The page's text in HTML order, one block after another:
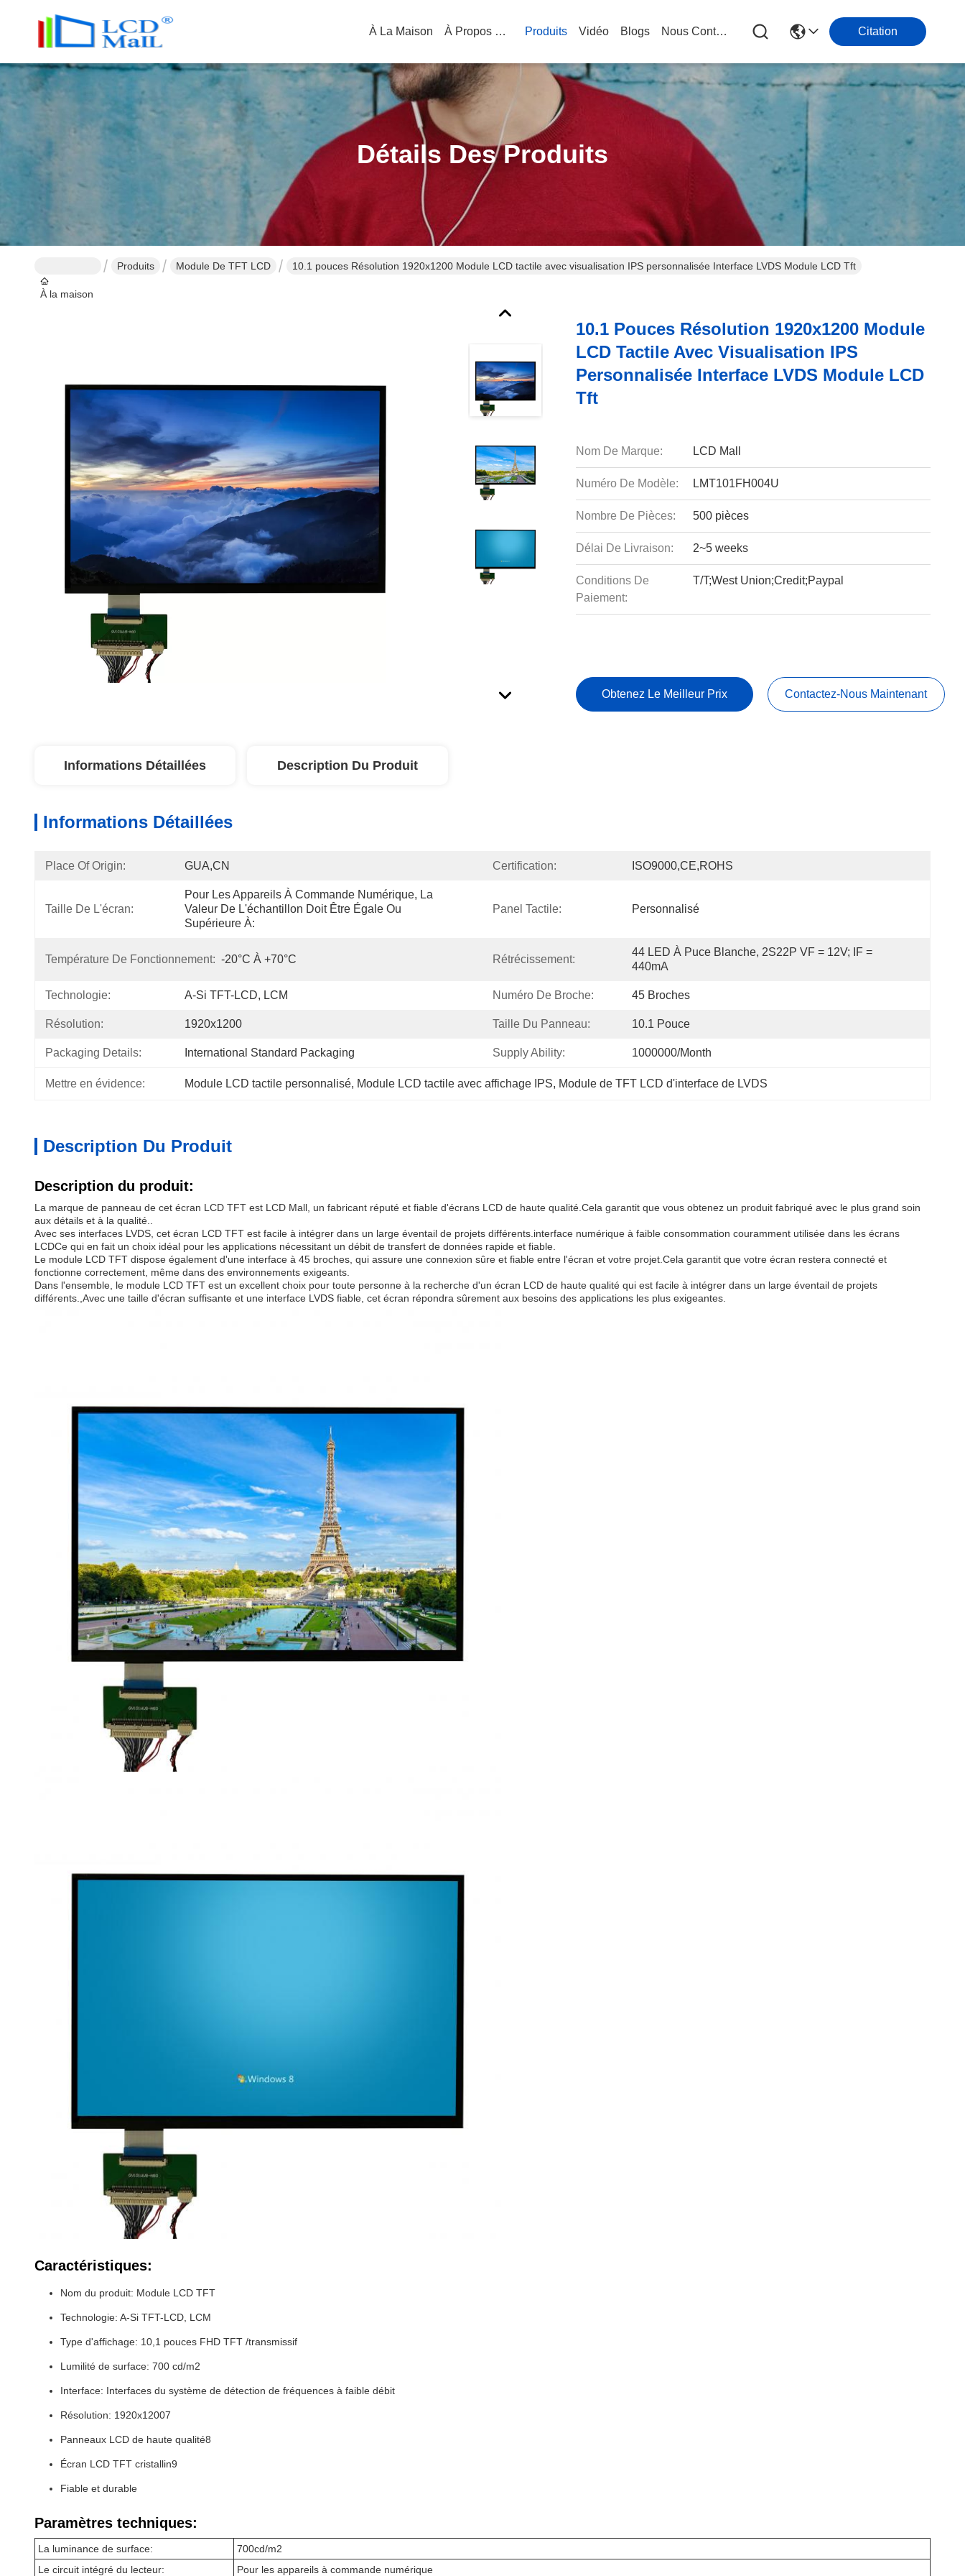
À La Maison À Propos De Nous Produits Vidéo Blogs Nous Contacter Citation
Détails Des Produits
À la maison
Produits Module De TFT LCD 10.1 pouces Résolution 1920x1200 Module LCD tactile avec visualisation IPS personnalisée Interface LVDS Module LCD Tft
10.1 Pouces Résolution 1920x1200 Module
LCD Tactile Avec Visualisation IPS
Personnalisée Interface LVDS Module LCD
Tft
Nom De Marque: LCD Mall
Numéro De Modèle: LMT101FH004U
Nombre De Pièces: 500 pièces
Délai De Livraison: 2~5 weeks
Conditions De
Paiement:
T/T;West Union;Credit;Paypal
Obtenez Le Meilleur Prix Contactez-Nous Maintenant
Informations Détaillées Description Du Produit
Informations Détaillées
Place Of Origin: GUA,CN Certification: ISO9000,CE,ROHS
Taille De L'écran:
Pour Les Appareils À Commande Numérique, La
Valeur De L'échantillon Doit Être Égale Ou
Supérieure À:
Panel Tactile: Personnalisé
Température De Fonctionnement: -20°C À +70°C Rétrécissement:
44 LED À Puce Blanche, 2S22P VF = 12V; IF =
440mA
Technologie: A-Si TFT-LCD, LCM Numéro De Broche: 45 Broches
Résolution: 1920x1200 Taille Du Panneau: 10.1 Pouce
Packaging Details: International Standard Packaging Supply Ability: 1000000/month
Mettre en évidence: Module LCD tactile personnalisé, Module LCD tactile avec affichage IPS, Module de TFT LCD d'interface de LVDS
Description Du Produit
Description du produit:
La marque de panneau de cet écran LCD TFT est LCD Mall, un fabricant réputé et fiable d'écrans LCD de haute qualité.Cela garantit que vous obtenez un produit fabriqué avec le plus grand soin
aux détails et à la qualité..
Avec ses interfaces LVDS, cet écran LCD TFT est facile à intégrer dans un large éventail de projets différents.interface numérique à faible consommation couramment utilisée dans les écrans
LCDCe qui en fait un choix idéal pour les applications nécessitant un débit de transfert de données rapide et fiable.
Le module LCD TFT dispose également d'une interface à 45 broches, qui assure une connexion sûre et fiable entre l'écran et votre projet.Cela garantit que votre écran restera connecté et
fonctionne correctement, même dans des environnements exigeants.
Dans l'ensemble, le module LCD TFT est un excellent choix pour toute personne à la recherche d'un écran LCD de haute qualité qui est facile à intégrer dans un large éventail de projets
différents.,Avec une taille d'écran suffisante et une interface LVDS fiable, cet écran répondra sûrement aux besoins des applications les plus exigeantes.
Caractéristiques:
Nom du produit: Module LCD TFT
Technologie: A-Si TFT-LCD, LCM
Type d'affichage: 10,1 pouces FHD TFT /transmissif
Lumilité de surface: 700 cd/m2
Interface: Interfaces du système de détection de fréquences à faible débit
Résolution: 1920x12007
Panneaux LCD de haute qualité8
Écran LCD TFT cristallin9
Fiable et durable
Paramètres techniques:
La luminance de surface:
700cd/m2
Le circuit intégré du lecteur:
Pour les appareils à commande numérique